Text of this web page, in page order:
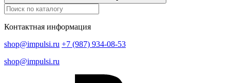
Контактная информация
shop@impulsi.ru +7 (987) 934-08-53
shop@impulsi.ru